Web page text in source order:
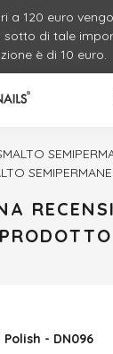
a 120 euro
sotto di tale
è di 10 euro.
PRODOTTO
Polish - DN096